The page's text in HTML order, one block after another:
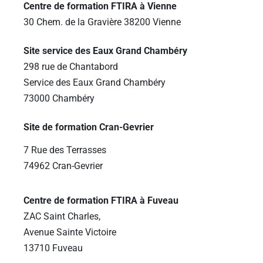
Centre de formation FTIRA à Vienne
30 Chem. de la Gravière 38200 Vienne
Site service des Eaux Grand Chambéry
298 rue de Chantabord
Service des Eaux Grand Chambéry
73000 Chambéry
Site de formation Cran-Gevrier
7 Rue des Terrasses
74962 Cran-Gevrier
Centre de formation FTIRA à Fuveau
ZAC Saint Charles,
Avenue Sainte Victoire
13710 Fuveau